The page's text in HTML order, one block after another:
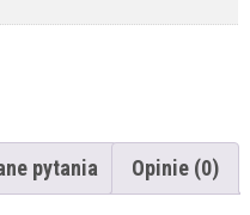
pytania Opinie (0)